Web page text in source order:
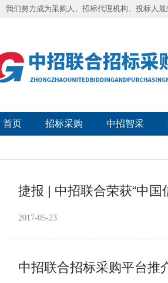
我们努力成为采购人、招标代理机构、投标人
首页 招标采购 中招智采
捷报 | 中招联合荣获“中
2017-05-23
中招联合招标采购平台推